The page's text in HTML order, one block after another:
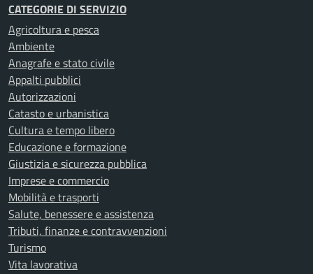
CATEGORIE DI SERVIZIO
Agricoltura e pesca
Ambiente
Anagrafe e stato civile
Appalti pubblici
Autorizzazioni
Catasto e urbanistica
Cultura e tempo libero
Educazione e formazione
Giustizia e sicurezza pubblica
Imprese e commercio
Mobilità e trasporti
Salute, benessere e assistenza
Tributi, finanze e contravvenzioni
Turismo
Vita lavorativa